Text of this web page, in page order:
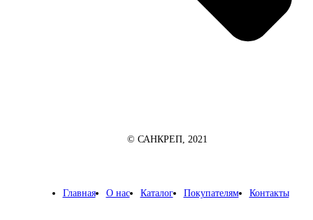
© САНКРЕП, 2021
Главная О нас Каталог Покупателям Контакты